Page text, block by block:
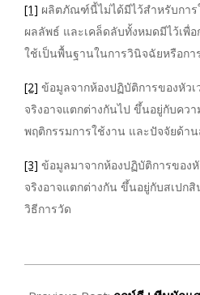
[1] ผลิตภัณฑ์นี้ไม่ได้มีไว้สำหรับกา
ผลลัพธ์ และเคล็ดลับทั้งหมดมีไว้เพื่
ใช้เป็นพื้นฐานในการวินิจฉัยหรือกา
[2] ข้อมูลจากห้องปฏิบัติการของหัวเ
จริงอาจแตกต่างกันไป ขึ้นอยู่กับค
พฤติกรรมการใช้งาน และปัจจัยด้า
[3] ข้อมูลมาจากห้องปฏิบัติการของ
จริงอาจแตกต่างกัน ขึ้นอยู่กับสเปก
วิธีการวัด